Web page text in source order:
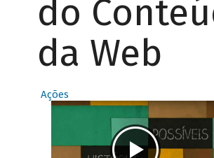
do
da Web
Ações